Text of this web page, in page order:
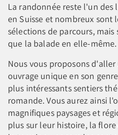
La randonnée reste l'un des
en Suisse et nombreux sont
sélections de parcours,
que la balade en elle-même.
Nous vous proposons
ouvrage unique en son
plus intéressants sentiers
romande. Vous aurez ainsi
magnifiques paysages et
plus sur leur histoire, la